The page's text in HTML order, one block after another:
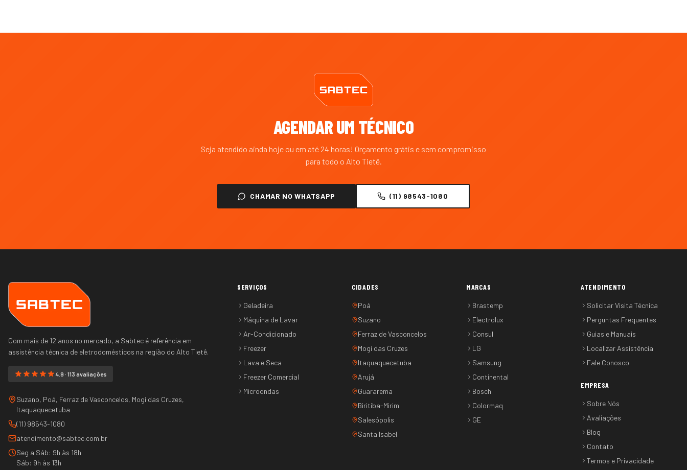
AGENDAR UM TÉCNICO
Seja atendido ainda hoje ou em até 24 horas! Orçamento grátis e sem compromisso
para todo o Alto Tietê.
CHAMAR NO WHATSAPP (11) 98543-1080
Com mais de 12 anos no mercado, a Sabtec é referência em
assistência técnica de eletrodomésticos na região do Alto Tietê.
4.9 · 113 avaliações
Suzano, Poá, Ferraz de Vasconcelos, Mogi das Cruzes,
Itaquaquecetuba
(11) 98543-1080
atendimento@sabtec.com.br
Seg a Sáb: 9h às 18h
Sáb: 9h às 13h
SERVIÇOS
Geladeira
Máquina de Lavar
Ar-Condicionado
Freezer
Lava e Seca
Freezer Comercial
Microondas
CIDADES
Poá
Suzano
Ferraz de Vasconcelos
Mogi das Cruzes
Itaquaquecetuba
Arujá
Guararema
Biritiba-Mirim
Salesópolis
Santa Isabel
MARCAS
Brastemp
Electrolux
Consul
LG
Samsung
Continental
Bosch
Colormaq
GE
ATENDIMENTO
Solicitar Visita Técnica
Perguntas Frequentes
Guias e Manuais
Localizar Assistência
Fale Conosco
EMPRESA
Sobre Nós
Avaliações
Blog
Contato
Termos e Privacidade